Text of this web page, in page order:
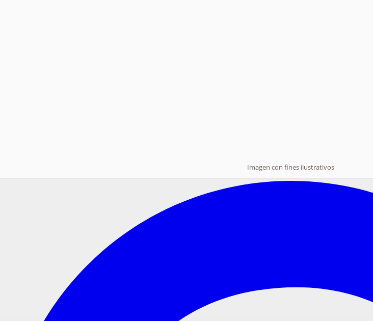
Imagen con fines ilustrativos